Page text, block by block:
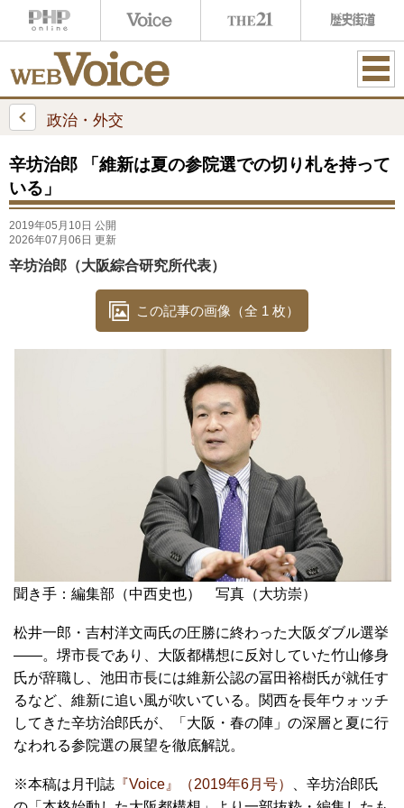
ME
政治・外交
辛坊治郎 「維新は夏の参院選での切り札を持って
いる」
2019年05月10日 公開
2026年07月06日 更新
辛坊治郎（大阪綜合研究所代表）
この記事の画像（全 1 枚）
聞き手：編集部（中西史也） 写真（大坊崇）
松井一郎・吉村洋文両氏の圧勝に終わった大阪ダブル選挙
――。堺市長であり、大阪都構想に反対していた竹山修身
氏が辞職し、池田市長には維新公認の冨田裕樹氏が就任す
るなど、維新に追い風が吹いている。 関西を長年ウォッチ
してきた辛坊治郎氏が、「大阪・春の陣」の深層と夏に行
なわれる参院選の展望を徹底解説。
※本稿は月刊誌 『Voice』（2019年6月号）
、辛坊治郎氏